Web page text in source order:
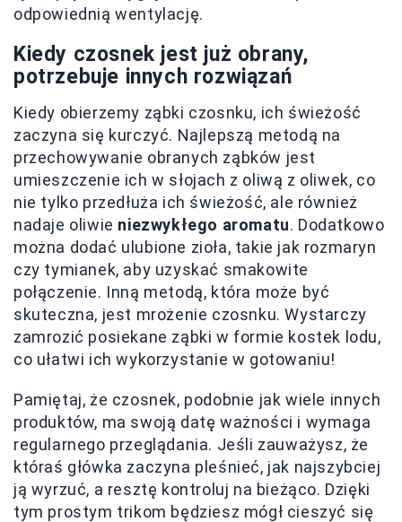
odpowiednią wentylację.
Kiedy czosnek jest już obrany,
potrzebuje innych rozwiązań
Kiedy obierzemy ząbki czosnku, ich świeżość
zaczyna się kurczyć. Najlepszą metodą na
przechowywanie obranych ząbków jest
umieszczenie ich w słojach z oliwą z oliwek, co
nie tylko przedłuża ich świeżość, ale również
nadaje oliwie niezwykłego aromatu. Dodatkowo
można dodać ulubione zioła, takie jak rozmaryn
czy tymianek, aby uzyskać smakowite
połączenie. Inną metodą, która może być
skuteczna, jest mrożenie czosnku. Wystarczy
zamrozić posiekane ząbki w formie kostek lodu,
co ułatwi ich wykorzystanie w gotowaniu!
Pamiętaj, że czosnek, podobnie jak wiele innych
produktów, ma swoją datę ważności i wymaga
regularnego przeglądania. Jeśli zauważysz, że
któraś główka zaczyna pleśnieć, jak najszybciej
ją wyrzuć, a resztę kontroluj na bieżąco. Dzięki
tym prostym trikom będziesz mógł cieszyć się